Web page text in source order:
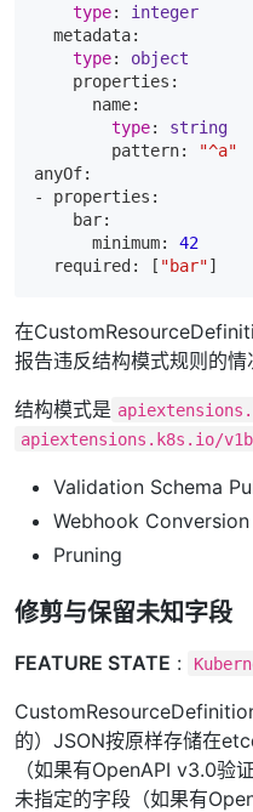
type: integer
  metadata:
type: object
    properties:
      name:
type: string
        pattern:
"^a"
anyOf:
- properties:
    bar:
      minimum:
42
  required: [
"bar"
在
报告违反结构模式规则的情
结构模式是
apiextensions.k8s.io/
Validation Schema
Webhook Conversion
Pruning
修剪与保留未知字段
FEATURE STATE :
的）JSON按原样存储在
（如果有OpenAPI v3.0验
未指定的字段（如果有